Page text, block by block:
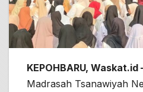
KEPOHBARU, Waskat.id
Madrasah Tsanawiyah